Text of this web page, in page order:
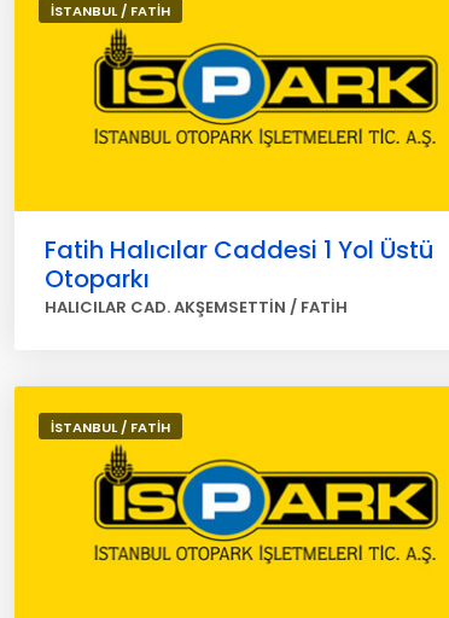
İSTANBUL / FATİH
Fatih Halıcılar Caddesi 1 Yol Üstü
Otoparkı
HALICILAR CAD. AKŞEMSETTİN / FATİH
İSTANBUL / FATİH